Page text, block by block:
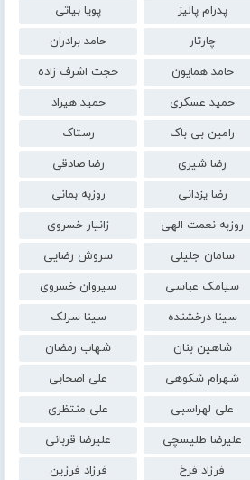
پدرام پالیز
پویا بیاتی
چارتار
حامد برادران
حامد همایون
حجت اشرف زاده
حمید عسکری
حمید هیراد
رامین بی باک
رستاک
رضا شیری
رضا صادقی
رضا یزدانی
روزبه بمانی
روزبه نعمت الهی
زانیار خسروی
سامان جلیلی
سروش رضایی
سیامک عباسی
سیروان خسروی
سینا درخشنده
سینا سرلک
شاهین بنان
شهاب رمضان
شهرام شکوهی
علی اصحابی
علی لهراسبی
علی منتظری
علیرضا طلیسچی
علیرضا قربانی
فرزاد فرخ
فرزاد فرزین